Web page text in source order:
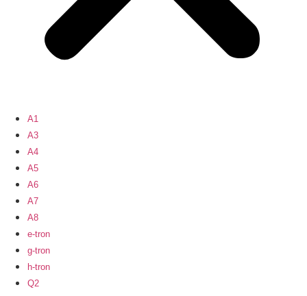
A1
A3
A4
A5
A6
A7
A8
e-tron
g-tron
h-tron
Q2